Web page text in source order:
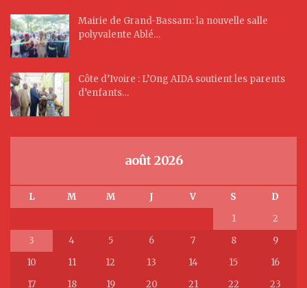
Mairie de Grand-Bassam: la nouvelle salle
polyvalente Ablé…
Côte d’Ivoire : L’Ong AIDA soutient les parents
d’enfants…
août 2026
L M M J V S
D
1
2
3
4 5 6 7 8
9
10
11 12 13 14 15
16
17
18 19 20 21 22 23